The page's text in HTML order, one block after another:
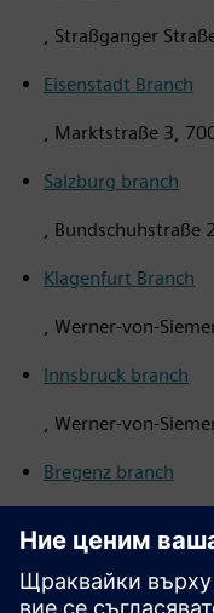
, Straßganger
Eisenstadt Branch
, Marktstraße 3,
Salzburg branch
, Bundschuhstraße
Klagenfurt Branch
, Werner-von-
Innsbruck branch
, Werner-von-
Bregenz branch
За търговските
и 3, има и друго